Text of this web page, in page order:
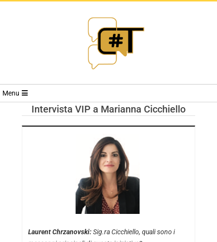
RIVISTA
TRENDS
Menu
Intervista VIP a Marianna Cicchiello
Laurent Chrzanovski:Sig.ra Cicchiello, quali sono i